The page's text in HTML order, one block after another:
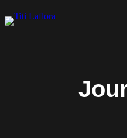
Zum
Inhalt